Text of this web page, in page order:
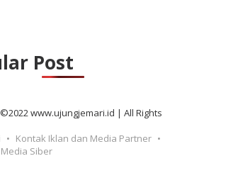
Post
www.ujungjemari.id | All Rights
Kontak Iklan dan Media Partner
Siber